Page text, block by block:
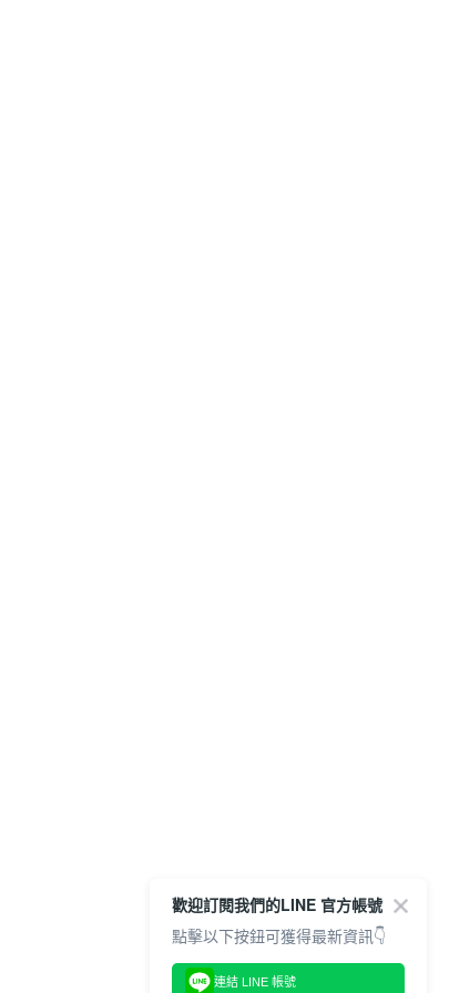
歡迎訂閱我們的LINE 官方帳號
點擊以下按鈕可獲得最新資訊👇
連結 LINE 帳號